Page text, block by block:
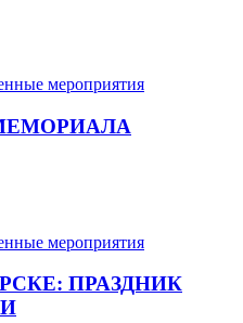
мероприятия
мероприятия
ПРАЗДНИК